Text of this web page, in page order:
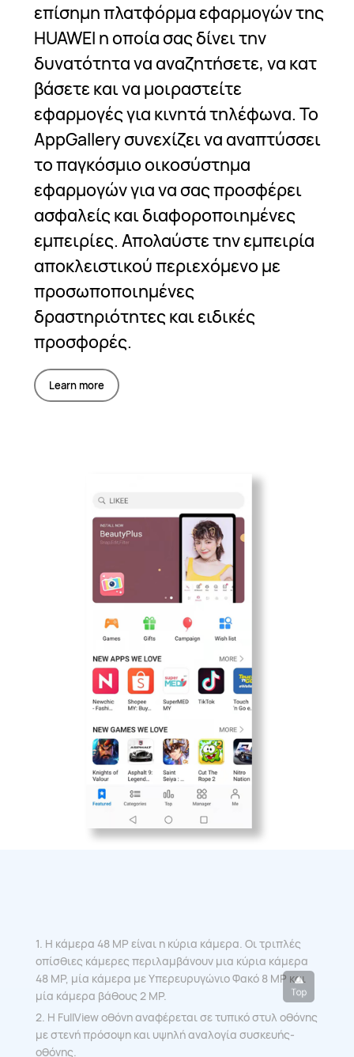
επίσημη πλατφόρμα εφαρμογών της
HUAWEI η οποία σας δίνει την
δυνατότητα να αναζητήσετε, να κατ
βάσετε και να μοιραστείτε
εφαρμογές για κινητά τηλέφωνα. Το
AppGallery συνεχίζει να αναπτύσσει
το παγκόσμιο οικοσύστημα
εφαρμογών για να σας προσφέρει
ασφαλείς και διαφοροποιημένες
εμπειρίες. Απολαύστε την εμπειρία
αποκλειστικού περιεχόμενο με
προσωποποιημένες
δραστηριότητες και ειδικές
προσφορές.
Learn more
1. Η κάμερα 48 MP είναι η κύρια κάμερα. Οι τριπλές
οπίσθιες κάμερες περιλαμβάνουν μια κύρια κάμερα
48 MP, μία κάμερα με Υπερευρυγώνιο Φακό 8 MP και
μία κάμερα βάθους 2 MP.
2. Η FullView οθόνη αναφέρεται σε τυπικό στυλ οθόνης
με στενή πρόσοψη και υψηλή αναλογία συσκευής-
οθόνης.